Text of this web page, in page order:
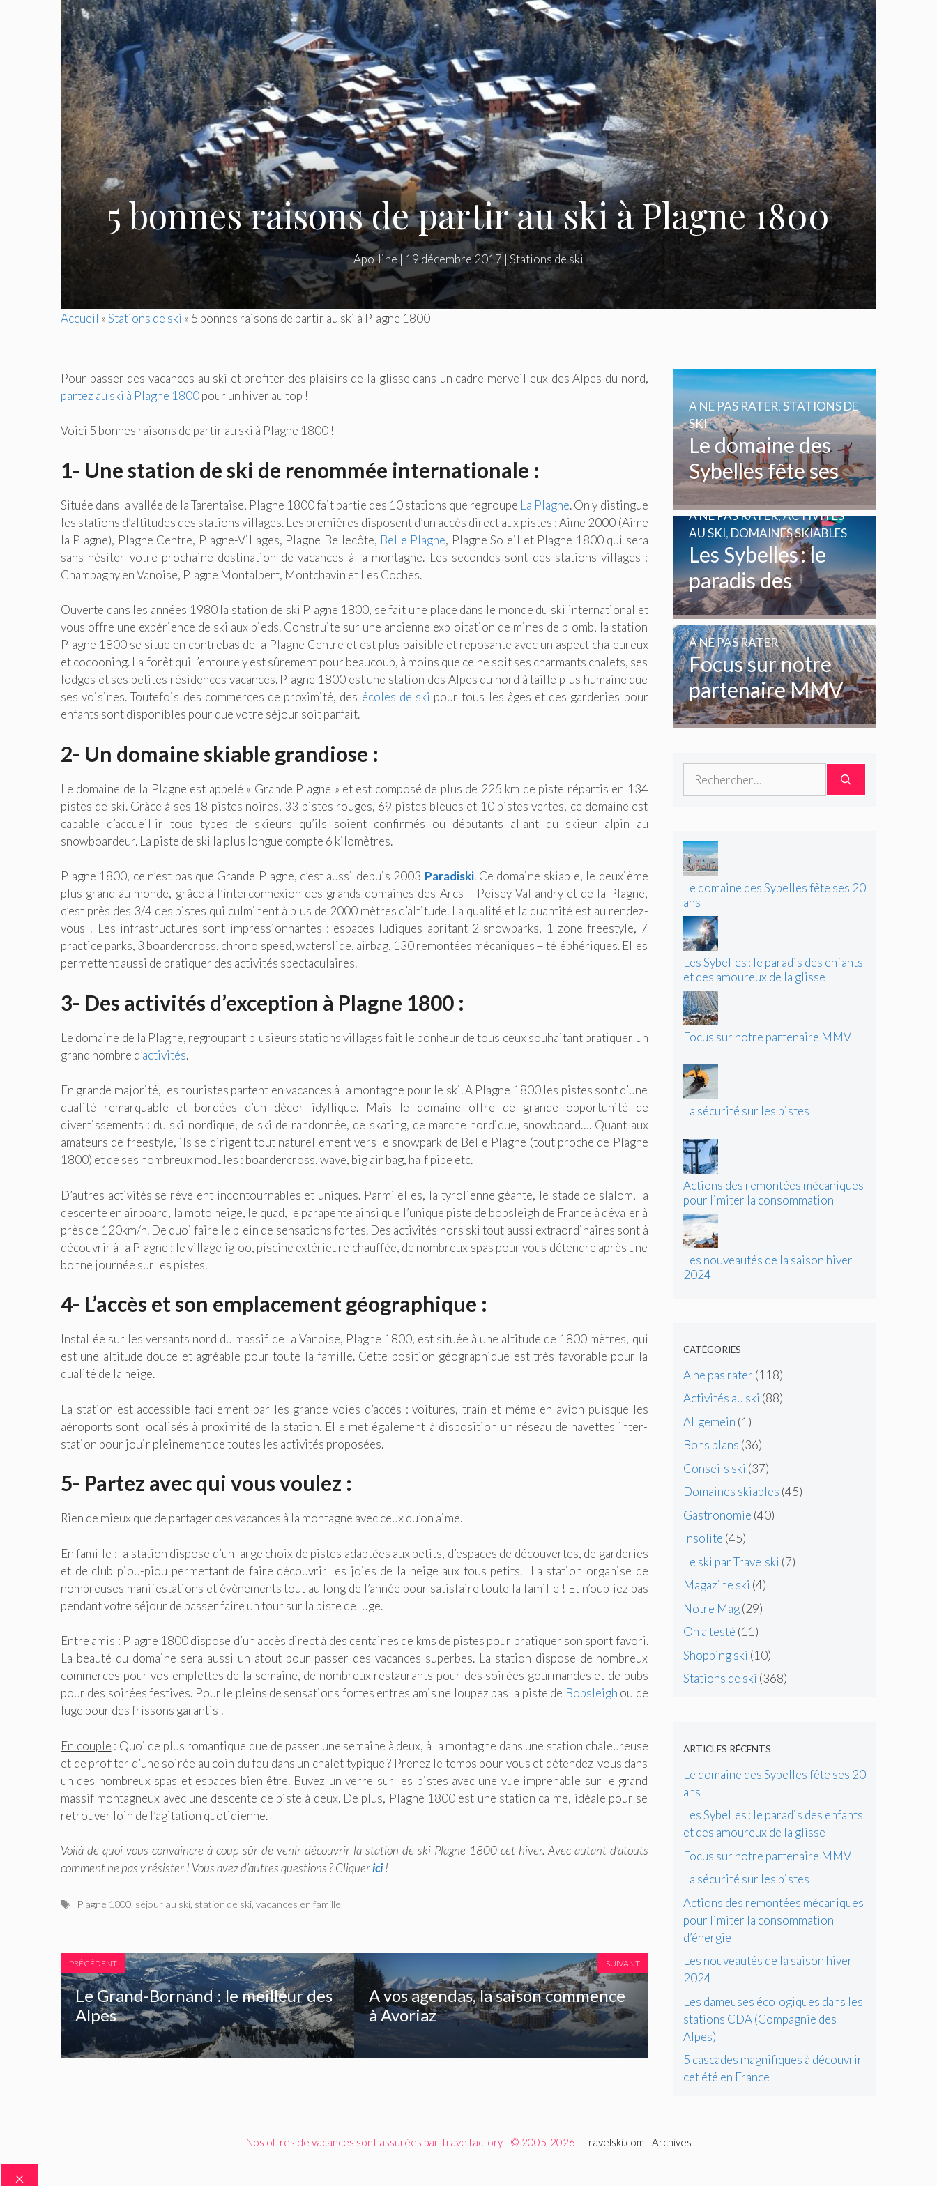
5 bonnes raisons de partir au ski à Plagne 1800
Apolline | 19 décembre 2017 | Stations de ski
Accueil »Stations de ski » 5 bonnes raisons de partir au ski à Plagne 1800
Pour passer des vacances au ski et profiter des plaisirs de la glisse dans un cadre merveilleux des Alpes du nord,
partez au ski à Plagne 1800pour un hiver au top !
Voici 5 bonnes raisons de partir au ski à Plagne 1800 !
1- Une station de ski de renommée internationale :
Située dans la vallée de la Tarentaise, Plagne 1800 fait partie des 10 stations que regroupe La Plagne. On y distingue
les stations d’altitudes des stations villages. Les premières disposent d’un accès direct aux pistes : Aime 2000 (Aime
la Plagne), Plagne Centre, Plagne-Villages, Plagne Bellecôte, Belle Plagne, Plagne Soleil et Plagne 1800 qui sera
sans hésiter votre prochaine destination de vacances à la montagne. Les secondes sont des stations-villages :
Champagny en Vanoise, Plagne Montalbert, Montchavin et Les Coches.
Ouverte dans les années 1980 la station de ski Plagne 1800, se fait une place dans le monde du ski international et
vous offre une expérience de ski aux pieds. Construite sur une ancienne exploitation de mines de plomb, la station
Plagne 1800 se situe en contrebas de la Plagne Centre et est plus paisible et reposante avec un aspect chaleureux
et cocooning. La forêt qui l’entoure y est sûrement pour beaucoup, à moins que ce ne soit ses charmants chalets, ses
lodges et ses petites résidences vacances. Plagne 1800 est une station des Alpes du nord à taille plus humaine que
ses voisines. Toutefois des commerces de proximité, des écoles de ski pour tous les âges et des garderies pour
enfants sont disponibles pour que votre séjour soit parfait.
2- Un domaine skiable grandiose :
Le domaine de la Plagne est appelé « Grande Plagne » et est composé de plus de 225 km de piste répartis en 134
pistes de ski. Grâce à ses 18 pistes noires, 33 pistes rouges, 69 pistes bleues et 10 pistes vertes, ce domaine est
capable d’accueillir tous types de skieurs qu’ils soient confirmés ou débutants allant du skieur alpin au
snowboardeur. La piste de ski la plus longue compte 6 kilomètres.
Plagne 1800, ce n’est pas que Grande Plagne, c’est aussi depuis 2003 Paradiski. Ce domaine skiable, le deuxième
plus grand au monde, grâce à l’interconnexion des grands domaines des Arcs – Peisey-Vallandry et de la Plagne,
c’est près des 3/4 des pistes qui culminent à plus de 2000 mètres d’altitude. La qualité et la quantité est au rendez-
vous ! Les infrastructures sont impressionnantes : espaces ludiques abritant 2 snowparks, 1 zone freestyle, 7
practice parks, 3 boardercross, chrono speed, waterslide, airbag, 130 remontées mécaniques + téléphériques. Elles
permettent aussi de pratiquer des activités spectaculaires.
3- Des activités d’exception à Plagne 1800 :
Le domaine de la Plagne, regroupant plusieurs stations villages fait le bonheur de tous ceux souhaitant pratiquer un
grand nombre d’activités.
En grande majorité, les touristes partent en vacances à la montagne pour le ski. A Plagne 1800 les pistes sont d’une
qualité remarquable et bordées d’un décor idyllique. Mais le domaine offre de grande opportunité de
divertissements : du ski nordique, de ski de randonnée, de skating, de marche nordique, snowboard…. Quant aux
amateurs de freestyle, ils se dirigent tout naturellement vers le snowpark de Belle Plagne (tout proche de Plagne
1800) et de ses nombreux modules : boardercross, wave, big air bag, half pipe etc.
D’autres activités se révèlent incontournables et uniques. Parmi elles, la tyrolienne géante, le stade de slalom, la
descente en airboard, la moto neige, le quad, le parapente ainsi que l’unique piste de bobsleigh de France à dévaler à
près de 120km/h. De quoi faire le plein de sensations fortes. Des activités hors ski tout aussi extraordinaires sont à
découvrir à la Plagne : le village igloo, piscine extérieure chauffée, de nombreux spas pour vous détendre après une
bonne journée sur les pistes.
4- L’accès et son emplacement géographique :
Installée sur les versants nord du massif de la Vanoise, Plagne 1800, est située à une altitude de 1800 mètres, qui
est une altitude douce et agréable pour toute la famille. Cette position géographique est très favorable pour la
qualité de la neige.
La station est accessible facilement par les grande voies d’accès : voitures, train et même en avion puisque les
aéroports sont localisés à proximité de la station. Elle met également à disposition un réseau de navettes inter-
station pour jouir pleinement de toutes les activités proposées.
5- Partez avec qui vous voulez :
Rien de mieux que de partager des vacances à la montagne avec ceux qu’on aime.
En famille : la station dispose d’un large choix de pistes adaptées aux petits, d’espaces de découvertes, de garderies
et de club piou-piou permettant de faire découvrir les joies de la neige aux tous petits. La station organise de
nombreuses manifestations et évènements tout au long de l’année pour satisfaire toute la famille ! Et n’oubliez pas
pendant votre séjour de passer faire un tour sur la piste de luge.
Entre amis : Plagne 1800 dispose d’un accès direct à des centaines de kms de pistes pour pratiquer son sport favori.
La beauté du domaine sera aussi un atout pour passer des vacances superbes. La station dispose de nombreux
commerces pour vos emplettes de la semaine, de nombreux restaurants pour des soirées gourmandes et de pubs
pour des soirées festives. Pour le pleins de sensations fortes entres amis ne loupez pas la piste de Bobsleigh ou de
luge pour des frissons garantis !
En couple : Quoi de plus romantique que de passer une semaine à deux, à la montagne dans une station chaleureuse
et de profiter d’une soirée au coin du feu dans un chalet typique ? Prenez le temps pour vous et détendez-vous dans
un des nombreux spas et espaces bien être. Buvez un verre sur les pistes avec une vue imprenable sur le grand
massif montagneux avec une descente de piste à deux. De plus, Plagne 1800 est une station calme, idéale pour se
retrouver loin de l’agitation quotidienne.
Voilà de quoi vous convaincre à coup sûr de venir découvrir la station de ski Plagne 1800 cet hiver. Avec autant d’atouts
comment ne pas y résister ! Vous avez d’autres questions ? Cliquerici!
Étiquettes
Plagne 1800 séjour au ski station de ski ,vacances en famille
PRÉCÉDENT
Le Grand-Bornand : le meilleur des
Alpes
A vos agendas, la saison commence
à Avoriaz
SUIVANT
Le domaine des
Sybelles fête ses
20 ans
A NE PAS RATER,STATIONS DE
SKI
Les Sybelles : le
paradis des
enfants et des
amoureux de la
glisse
A NE PAS RATER,ACTIVITÉS
AU SKI, DOMAINES SKIABLES
Focus sur notre
partenaire MMV
A NE PAS RATER
Le domaine des Sybelles fête ses 20
ans
Les Sybelles : le paradis des enfants
et des amoureux de la glisse
Focus sur notre partenaire MMV
La sécurité sur les pistes
Actions des remontées mécaniques
pour limiter la consommation
d’énergie
Les nouveautés de la saison hiver
2024
CATÉGORIES
A ne pas rater (118)
Activités au ski (88)
Allgemein (1)
Bons plans (36)
Conseils ski (37)
Domaines skiables (45)
Gastronomie (40)
Insolite (45)
Le ski par Travelski (7)
Magazine ski (4)
Notre Mag(29)
On a testé (11)
Shopping ski (10)
Stations de ski (368)
ARTICLES RÉCENTS
Le domaine des Sybelles fête ses 20
ans
Les Sybelles : le paradis des enfants
et des amoureux de la glisse
Focus sur notre partenaire MMV
La sécurité sur les pistes
Actions des remontées mécaniques
pour limiter la consommation
d’énergie
Les nouveautés de la saison hiver
2024
Les dameuses écologiques dans les
stations CDA (Compagnie des
Alpes)
5 cascades magnifiques à découvrir
cet été en France
Nos offres de vacances sont assurées par Travelfactory - © 2005-2026 | Travelski.com | Archives